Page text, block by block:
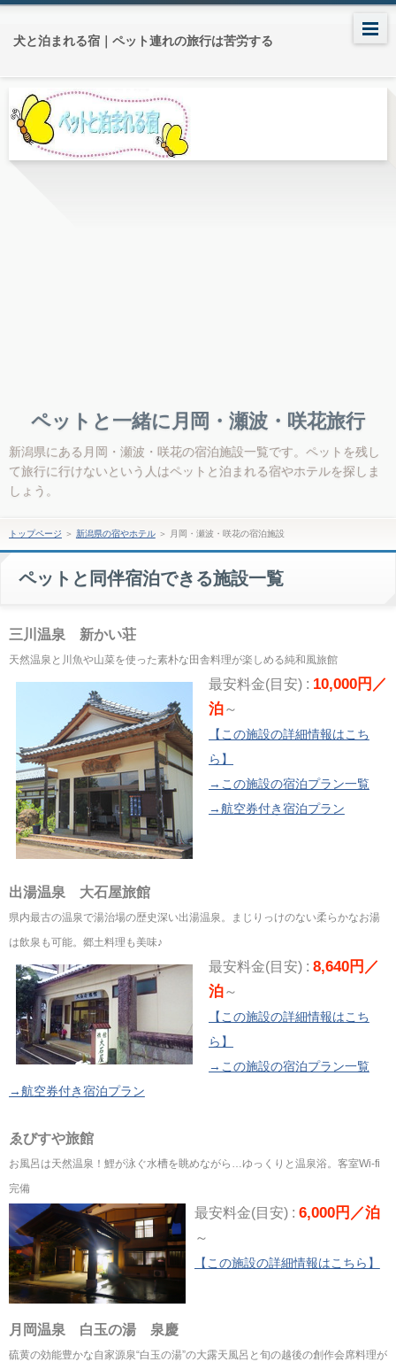
犬と泊まれる宿｜ペット連れの旅行は苦労する
ペットと一緒に月岡・瀬波・咲花旅行
新潟県にある月岡・瀬波・咲花の宿泊施設一覧です。ペットを残し
て旅行に行けないという人はペットと泊まれる宿やホテルを探しま
しょう。
トップページ ＞ 新潟県の宿やホテル＞ 月岡・瀬波・咲花の宿泊施設
ペットと同伴宿泊できる施設一覧
三川温泉 新かい荘
天然温泉と川魚や山菜を使った素朴な田舎料理が楽しめる純和風旅館
最安料金(目安) : 10,000円／
泊～
【この施設の詳細情報はこち
ら】
→この施設の宿泊プラン一覧
→航空券付き宿泊プラン
出湯温泉 大石屋旅館
県内最古の温泉で湯治場の歴史深い出湯温泉。まじりっけのない柔らかなお湯
は飲泉も可能。郷土料理も美味♪
最安料金(目安) : 8,640円／
泊～
【この施設の詳細情報はこち
ら】
→この施設の宿泊プラン一覧
→航空券付き宿泊プラン
ゑびすや旅館
お風呂は天然温泉！鯉が泳ぐ水槽を眺めながら…ゆっくりと温泉浴。客室Wi-fi
完備
最安料金(目安) : 6,000円／泊
～
【この施設の詳細情報はこちら】
月岡温泉 白玉の湯 泉慶
硫黄の効能豊かな自家源泉“白玉の湯”の大露天風呂と旬の越後の創作会席料理が